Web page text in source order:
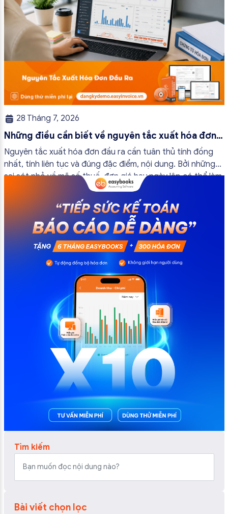
28 Tháng 7, 2026
Những điều cần biết về nguyên tắc xuất hóa đơn
đầu ra
Nguyên tắc xuất hóa đơn đầu ra cần tuân thủ tính đồng
nhất, tính liên tục và đúng đặc điểm, nội dung. Bởi những
sai sót nhỏ về mã số thuế, đơn giá hay ngày lập có thể làm
ảnh hưởng đến quá trình quyết toán thuế của bạn. Kế
toán có thể tham khảo […]
Tìm kiếm
Bài viết chọn lọc